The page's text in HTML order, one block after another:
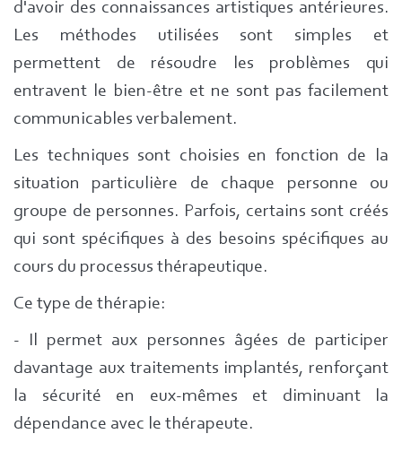
d'avoir des connaissances artistiques antérieures.
Les méthodes utilisées sont simples et
permettent de résoudre les problèmes qui
entravent le bien-être et ne sont pas facilement
communicables verbalement.
Les techniques sont choisies en fonction de la
situation particulière de chaque personne ou
groupe de personnes. Parfois, certains sont créés
qui sont spécifiques à des besoins spécifiques au
cours du processus thérapeutique.
Ce type de thérapie:
- Il permet aux personnes âgées de participer
davantage aux traitements implantés, renforçant
la sécurité en eux-mêmes et diminuant la
dépendance avec le thérapeute.